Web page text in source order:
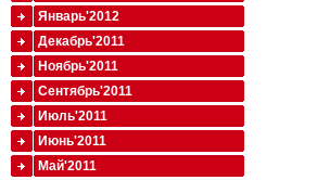
Январь'2012
Декабрь'2011
Ноябрь'2011
Сентябрь'2011
Июль'2011
Июнь'2011
Май'2011